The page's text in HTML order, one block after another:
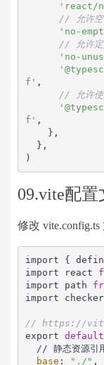
'react/
// 允许空
'no-
// 允许定
'no-
f' ,
// 允许使
f' ,
)
09.vite配置
修改
import {
import react
import path
import checker
// https://
export default
// 静态资源
base : "./" ,